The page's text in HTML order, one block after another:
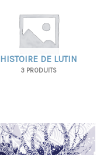
HISTOIRE DE LUTIN
3 PRODUITS